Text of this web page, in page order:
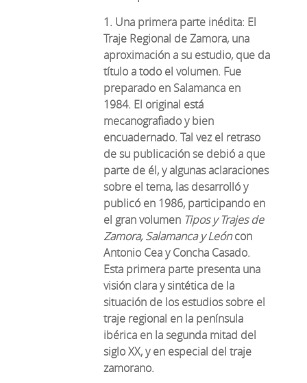
1. Una primera parte inédita: El
Traje Regional de Zamora, una
aproximación a su estudio, que da
título a todo el volumen. Fue
preparado en Salamanca en
1984. El original está
mecanografiado y bien
encuadernado. Tal vez el retraso
de su publicación se debió a que
parte de él, y algunas aclaraciones
sobre el tema, las desarrolló y
publicó en 1986, participando en
el gran volumen Tipos y Trajes de
Zamora, Salamanca y Leóncon
Antonio Cea y Concha Casado.
Esta primera parte presenta una
visión clara y sintética de la
situación de los estudios sobre el
traje regional en la península
ibérica en la segunda mitad del
siglo XX, y en especial del traje
zamorano.